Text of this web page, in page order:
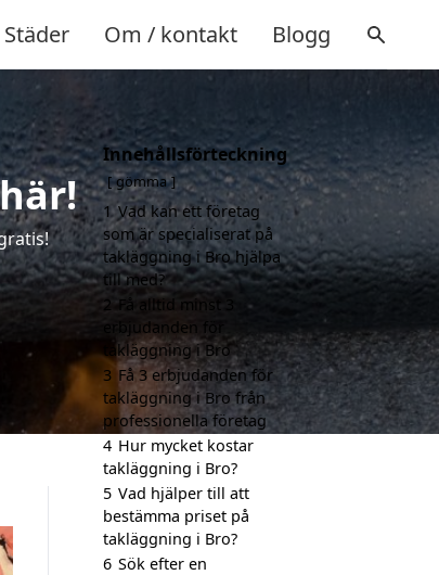
Städer Om / kontakt Blogg
Innehållsförteckning
gömma
1 Vad kan ett företag
som är specialiserat på
takläggning i Bro hjälpa
till med?
2 Få alltid minst 3
erbjudanden för
takläggning i Bro
3 Få 3 erbjudanden för
takläggning i Bro från
professionella företag
4 Hur mycket kostar
takläggning i Bro?
5 Vad hjälper till att
bestämma priset på
takläggning i Bro?
6 Sök efter en